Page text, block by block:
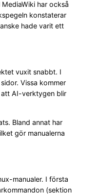
har också
konstaterar
hade varit ett
vuxit snabbt. I
Vissa kommer
AI-verktygen blir
Bland annat har
gör manualerna
manualer. I första
(sektion